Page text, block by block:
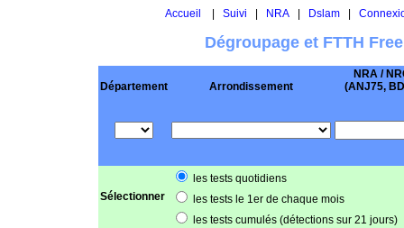
Accueil Suivi NRA| Dslam|
Dégroupage et FTTH
Département Arrondissement
NRA /
(ANJ75,
Sélectionner
les tests quotidiens
les tests le 1er de chaque mois
les tests cumulés (détections sur 21 jours)